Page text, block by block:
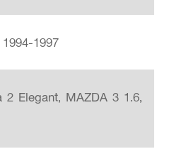
1997
Elegant, MAZDA 3 1.6,